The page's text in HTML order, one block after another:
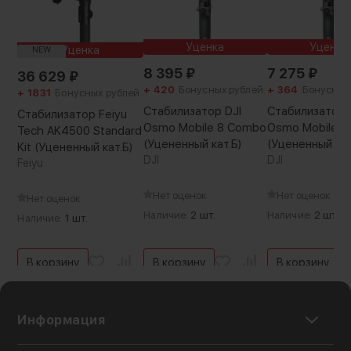
управления: джойстик, колесо настройки,
начала записи, что даёт вам полный контроль
без необходимости касаться экрана
телефона
Уценка
NEW
36 629 ₽
+ 1831 Бонусных рублей
Стабилизатор Feiyu
Tech AK4500 Standard
Kit (Уцененный кат.Б)
Feiyu
Нет оценок
Наличие: 1 шт.
В корзину
Уценка
8 395 ₽
+ 420 Бонусных рублей
Стабилизатор DJI
Osmo Mobile 8 Combo
(Уцененный кат.Б)
DJI
Нет оценок
Наличие: 2 шт.
В корзину
Уценка
7 275 ₽
+ 364
Стабилизатор
Osmo Mobile 8
(Уцененный
DJI
Нет оценок
Наличие: 2 шт.
В корзину
Информация